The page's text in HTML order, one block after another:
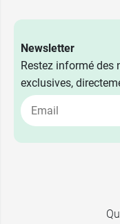
Newsletter
Restez informé des
exclusives,